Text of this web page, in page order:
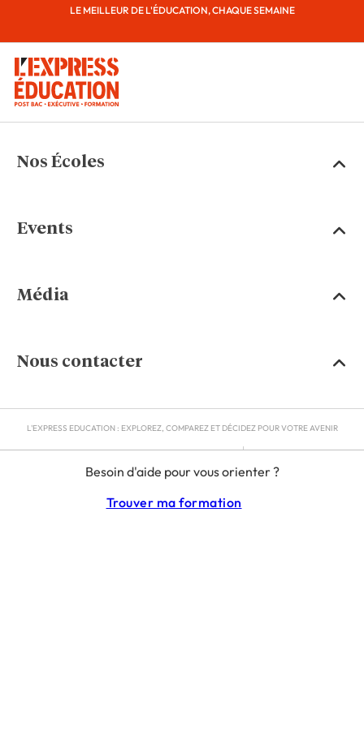
Besoin d'aide pour vous orienter ?
Trouver ma formation
LE MEILLEUR DE L'ÉDUCATION, CHAQUE SEMAINE
Nos Écoles
Events
Média
Nous contacter
L'EXPRESS EDUCATION : EXPLOREZ, COMPAREZ ET DÉCIDEZ POUR VOTRE AVENIR
RGPD